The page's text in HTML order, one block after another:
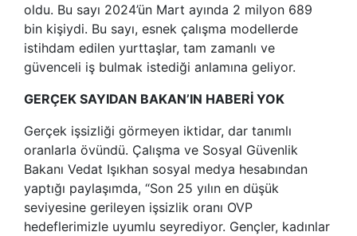
oldu. Bu sayı 2024’ün Mart ayında 2 milyon 689
bin kişiydi. Bu sayı, esnek çalışma modellerde
istihdam edilen yurttaşlar, tam zamanlı ve
güvenceli iş bulmak istediği anlamına geliyor.
GERÇEK SAYIDAN BAKAN’IN HABERİ YOK
Gerçek işsizliği görmeyen iktidar, dar tanımlı
oranlarla övündü. Çalışma ve Sosyal Güvenlik
Bakanı Vedat Işıkhan sosyal medya hesabından
yaptığı paylaşımda, “Son 25 yılın en düşük
seviyesine gerileyen işsizlik oranı OVP
hedeflerimizle uyumlu seyrediyor. Gençler, kadınlar